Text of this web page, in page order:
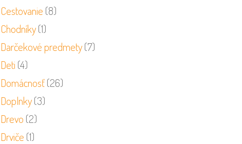
Cestovanie (8)
Chodníky(1)
Darčekové predmety(7)
Deti (4)
Domácnosť(26)
Doplnky(3)
Drevo (2)
Drviče (1)